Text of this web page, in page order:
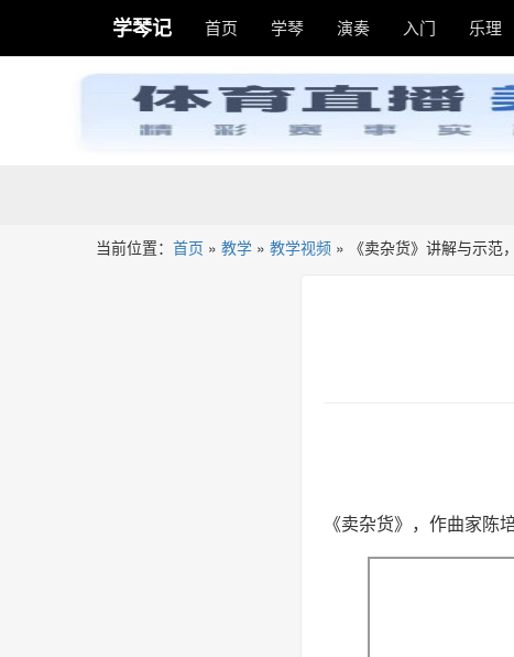
学琴记 首页 学琴 演奏 入门 乐理
当前位置： 首页 » 教学 » 教学视频 » 《卖杂货》讲解与示范
《卖杂货》，作曲家陈